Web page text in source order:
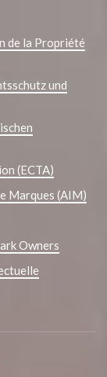
de la Propriété
und
(ECTA)
Marques (AIM)
Owners